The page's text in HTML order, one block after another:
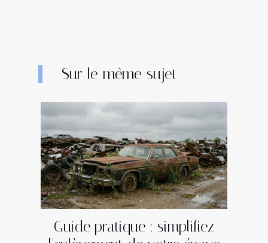
Sur le même sujet
Guide pratique : simplifiez